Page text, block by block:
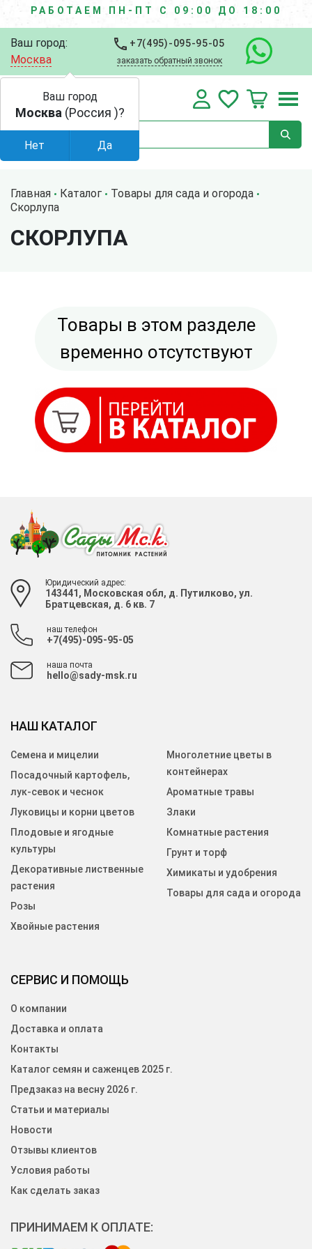
РАБОТАЕМ ПН-ПТ С 09:00 ДО 18:00
Ваш город:
Москва
+7(495)-095-95-05
заказать обратный звонок
Главная Каталог
Товары для сада и огорода
Скорлупа
СКОРЛУПА
Товары в этом разделе
временно отсутствуют
Юридический адрес:
143441, Московская обл, д. Путилково, ул.
Братцевская, д. 6 кв. 7
наш телефон
+7(495)-095-95-05
наша почта
hello@sady-msk.ru
СЕРВИС И ПОМОЩЬ
О компании
Доставка и оплата
Контакты
Каталог семян и саженцев 2025 г.
Предзаказ на весну 2026 г.
Статьи и материалы
Новости
Отзывы клиентов
Условия работы
Как сделать заказ
НАШ КАТАЛОГ
Семена и мицелии
Посадочный картофель,
лук-севок и чеснок
Луковицы и корни цветов
Плодовые и ягодные
культуры
Декоративные лиственные
растения
Розы
Хвойные растения
Многолетние цветы в
контейнерах
Ароматные травы
Злаки
Комнатные растения
Грунт и торф
Химикаты и удобрения
Товары для сада и огорода
ПРИНИМАЕМ К ОПЛАТЕ:
Ваш город
Москва (Россия )?
Нет Да